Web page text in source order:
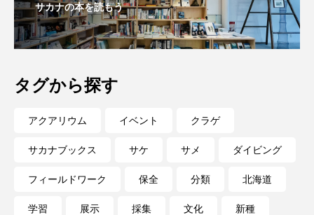
葛西臨海公園 葛西臨海水族園 藻場
調理 論文
資源 赤潮 足摺海洋館SATOUMI
サカナの本を読もう
タグから探す
アクアリウム イベント クラゲ
サカナブックス サケ サメ ダイビング
フィールドワーク 保全 分類 北海道
学習 展示 採集 文化 新種